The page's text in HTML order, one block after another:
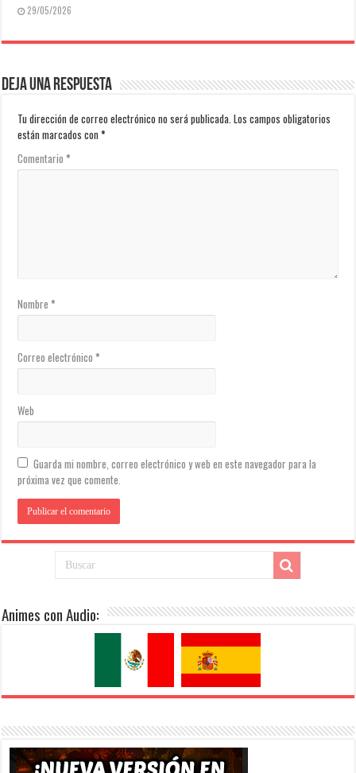
29/05/2026
Deja una respuesta
Tu dirección de correo electrónico no será publicada. Los campos obligatorios
están marcados con*
Comentario*
Nombre*
Correo electrónico*
Web
Guarda mi nombre, correo electrónico y web en este navegador para la
próxima vez que comente.
Animes con Audio: